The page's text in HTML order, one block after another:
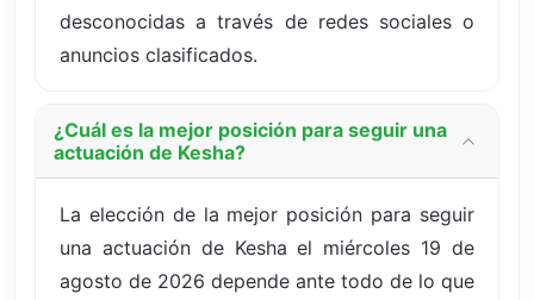
desconocidas a través de redes sociales o
anuncios clasificados.
¿Cuál es la mejor posición para seguir una
actuación de Kesha?
La elección de la mejor posición para seguir
una actuación de Kesha el miércoles 19 de
agosto de 2026 depende ante todo de lo que